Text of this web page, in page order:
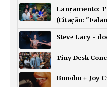
Lançamento:
(Citação:
Steve Lacy -
Tiny Desk
Bonobo + Joy